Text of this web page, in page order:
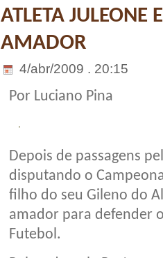
ATLETA JULEONE
AMADOR
4/abr/2009 . 20:15
Por Luciano Pina
Depois de passagens
disputando o
filho do seu Gileno do
amador para defender
Futebol.